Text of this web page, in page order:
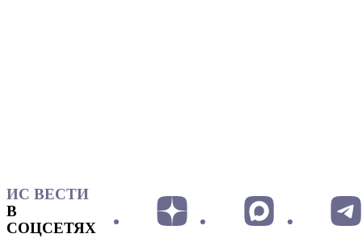
ИС ВЕСТИ
В
СОЦСЕТЯХ